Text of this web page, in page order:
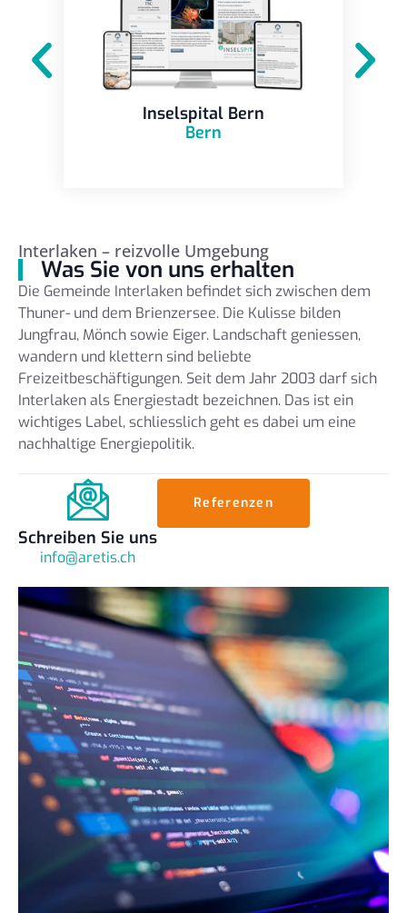
Inselspital Bern
Bern
Interlaken – reizvolle Umgebung
Was Sie von uns erhalten
Die Gemeinde Interlaken befindet sich zwischen dem
Thuner- und dem Brienzersee. Die Kulisse bilden
Jungfrau, Mönch sowie Eiger. Landschaft geniessen,
wandern und klettern sind beliebte
Freizeitbeschäftigungen. Seit dem Jahr 2003 darf sich
Interlaken als Energiestadt bezeichnen. Das ist ein
wichtiges Label, schliesslich geht es dabei um eine
nachhaltige Energiepolitik.
Schreiben Sie uns
info@aretis.ch
Referenzen